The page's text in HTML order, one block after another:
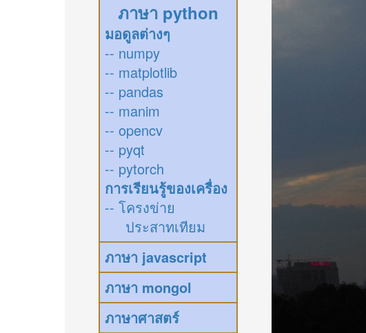
ภาษา python
มอดูลต่างๆ
-- numpy
-- matplotlib
-- pandas
-- manim
-- opencv
-- pyqt
-- pytorch
การเรียนรู้ของเครื่อง
-- โครงข่าย
ประสาทเทียม
ภาษา javascript
ภาษา mongol
ภาษาศาสตร์